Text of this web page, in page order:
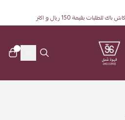
قهوة عُمق
0